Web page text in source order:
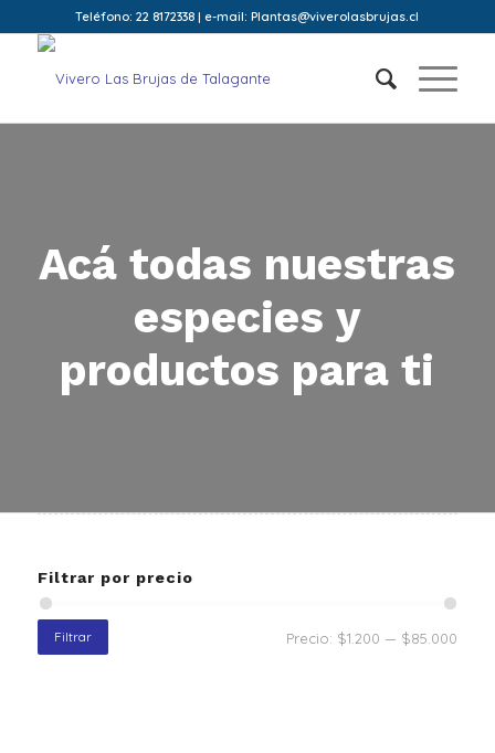
Teléfono: 22 8172338 | e-mail: Plantas@viverolasbrujas.cl
Acá todas nuestras
especies y
productos para ti
Filtrar por precio
Filtrar Precio: $1.200 — $85.000